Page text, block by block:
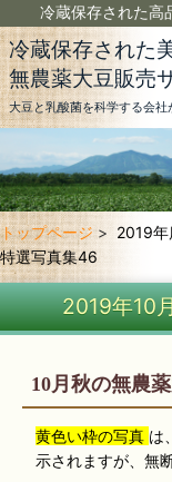
蔵保存された高品質な
冷蔵保存された
無農薬大豆販売
大豆と乳酸菌を科学する会社
トップページ
2019
特選写真集46
2019年10
10月秋の無農
黄色い枠の写真 は
示されますが、無